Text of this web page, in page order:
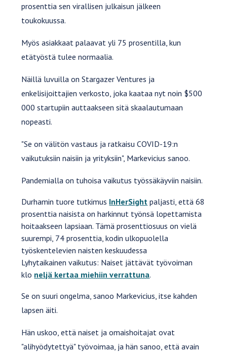
prosenttia sen virallisen julkaisun jälkeen
toukokuussa.
Myös asiakkaat palaavat yli 75 prosentilla, kun
etätyöstä tulee normaalia.
Näillä luvuilla on Stargazer Ventures ja
enkelisijoittajien verkosto, joka kaataa nyt noin $500
000 startupiin auttaakseen sitä skaalautumaan
nopeasti.
"Se on välitön vastaus ja ratkaisu COVID-19:n
vaikutuksiin naisiin ja yrityksiin", Markevicius sanoo.
Pandemialla on tuhoisa vaikutus työssäkäyviin naisiin.
Durhamin tuore tutkimus InHerSight paljasti, että 68
prosenttia naisista on harkinnut työnsä lopettamista
hoitaakseen lapsiaan. Tämä prosenttiosuus on vielä
suurempi, 74 prosenttia, kodin ulkopuolella
työskentelevien naisten keskuudessa
Lyhytaikainen vaikutus: Naiset jättävät työvoiman
klo neljä kertaa miehiin verrattuna.
Se on suuri ongelma, sanoo Markevicius, itse kahden
lapsen äiti.
Hän uskoo, että naiset ja omaishoitajat ovat
"alihyödytettyä" työvoimaa, ja hän sanoo, että avain